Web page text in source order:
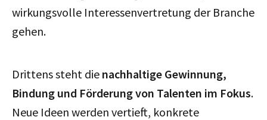
wirkungsvolle Interessenvertretung der Branche
gehen.
Drittens steht die nachhaltige Gewinnung,
Bindung und Förderung von Talenten im Fokus.
Neue Ideen werden vertieft, konkrete